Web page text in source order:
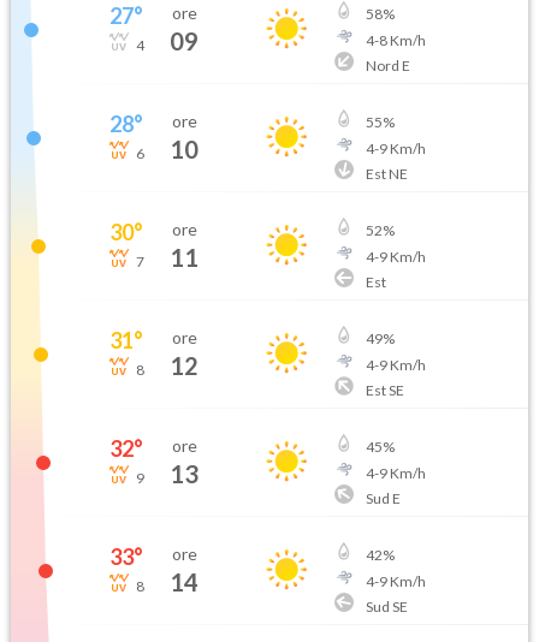
27°
4
ore
09
58%
4-8Km/h
Nord E
28°
6
ore
10
55%
4-9Km/h
Est NE
30°
7
ore
11
52%
4-9Km/h
Est
31°
8
ore
12
49%
4-9Km/h
Est SE
32°
9
ore
13
45%
4-9Km/h
Sud E
33°
8
ore
14
42%
4-9Km/h
Sud SE